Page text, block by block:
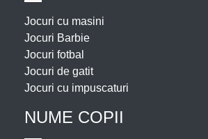
Jocuri cu masini
Jocuri Barbie
Jocuri fotbal
Jocuri de gatit
Jocuri cu impuscaturi
NUME COPII